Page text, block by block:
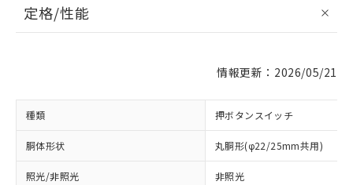
定格/性能
情報更新：2026/05/21
種類 押ボタンスイッチ
胴体形状 丸胴形(φ22/25mm共用)
照光/非照光 非照光